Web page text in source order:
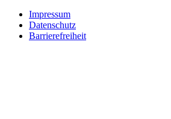
Impressum
Datenschutz
Barrierefreiheit